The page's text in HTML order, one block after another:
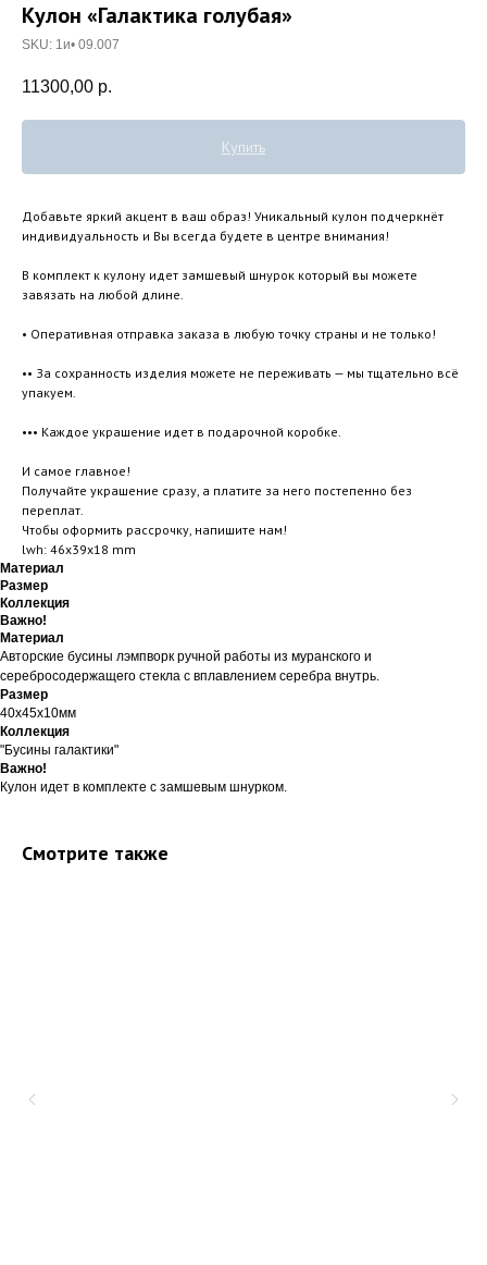
Кулон «Галактика голубая»
SKU: 1и• 09.007
11300,00 р.
Купить
Добавьте яркий акцент в ваш образ! Уникальный кулон подчеркнёт
индивидуальность и Вы всегда будете в центре внимания!
В комплект к кулону идет замшевый шнурок который вы можете
завязать на любой длине.
• Оперативная отправка заказа в любую точку страны и не только!
•• За сохранность изделия можете не переживать — мы тщательно всё
упакуем.
••• Каждое украшение идет в подарочной коробке.
И самое главное!
Получайте украшение сразу, а платите за него постепенно без
переплат.
Чтобы оформить рассрочку, напишите нам!
lwh: 46x39x18 mm
Материал
Размер
Коллекция
Важно!
Материал
Авторские бусины лэмпворк ручной работы из муранского и
серебросодержащего стекла с вплавлением серебра внутрь.
Размер
40х45х10мм
Коллекция
"Бусины галактики"
Важно!
Кулон идет в комплекте с замшевым шнурком.
Смотрите также